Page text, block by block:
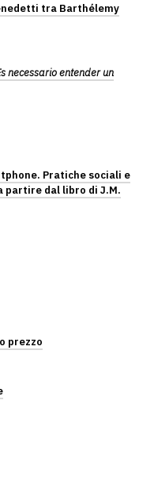
tra Barthélemy
necessario entender un
Pratiche sociali e
partire dal libro di J.M.
prezzo